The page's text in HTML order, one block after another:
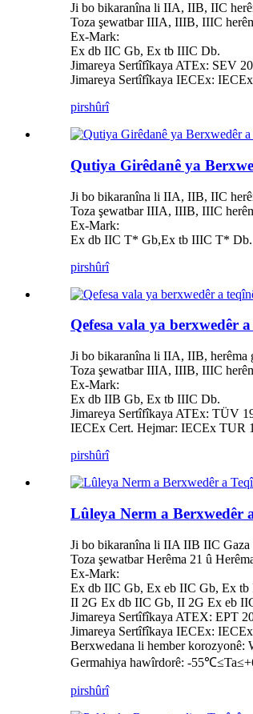
Ji bo bikaranîna li IIA, IIB, IIC
Toza şewatbar IIIA, IIIB, IIIC
Ex-Mark:
Ex db IIC Gb, Ex tb IIIC Db.
Jimareya Sertîfîkaya ATEx: SEV
Jimareya Sertîfîkaya IECEx:
pirshûrî
Qutiya Girêdanê ya
Ji bo bikaranîna li IIA, IIB, IIC
Toza şewatbar IIIA, IIIB, IIIC
Ex-Mark:
Ex db IIC T* Gb,Ex tb IIIC T* Db.
pirshûrî
Qefesa vala ya berxwedêr
Ji bo bikaranîna li IIA, IIB, herêma
Toza şewatbar IIIA, IIIB, IIIC
Ex-Mark:
Ex db IIB Gb, Ex tb IIIC Db.
Jimareya Sertîfîkaya ATEx: TÜV
IECEx Cert. Hejmar: IECEx TUR
pirshûrî
Lûleya Nerm a Berxwedêr
Ji bo bikaranîna li IIA IIB IIC Gaza
Toza şewatbar Herêma 21 û
Ex-Mark:
Ex db IIC Gb, Ex eb IIC Gb, Ex
II 2G Ex db IIC Gb, II 2G Ex eb
Jimareya Sertîfîkaya ATEX: EPT
Jimareya Sertîfîkaya IECEx:
Berxwedana li hember korozyonê:
Germahiya hawîrdorê: -
pirshûrî